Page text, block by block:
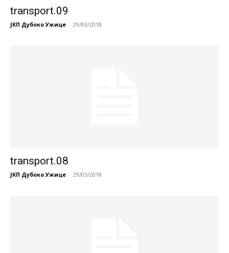
transport.09
ЈКП Дубоко Ужице - 29/03/2018
transport.08
ЈКП Дубоко Ужице - 29/03/2018